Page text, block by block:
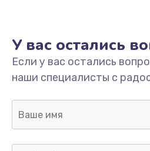
У вас остались
Если у вас остались
наши специалисты с